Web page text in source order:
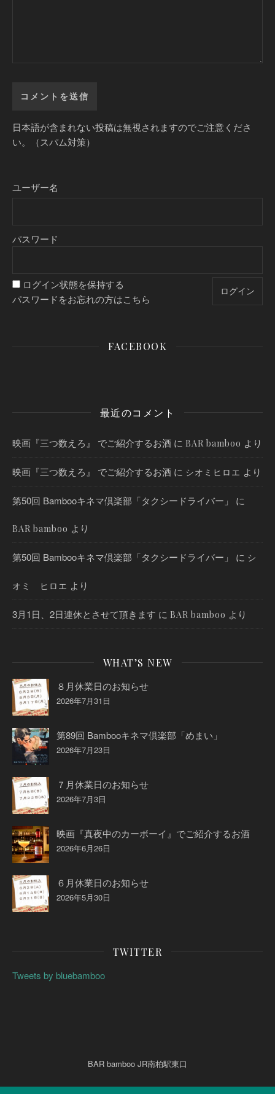
日本語が含まれない投稿は無視されますのでご注意くださ
い。（スパム対策）
ユーザー名
パスワード
ログイン状態を保持する
パスワードをお忘れの方はこちら
FACEBOOK
最近のコメント
映画『三つ数えろ』 でご紹介するお酒 に BAR bamboo より
映画『三つ数えろ』 でご紹介するお酒 に シオミヒロエ より
第50回 Bambooキネマ倶楽部「タクシードライバー」 に
BAR bamboo より
第50回 Bambooキネマ倶楽部「タクシードライバー」 に シ
オミ ヒロエ より
3月1日、2日連休とさせて頂きます に BAR bamboo より
WHAT’S NEW
８月休業日のお知らせ
2026年7月31日
第89回 Bambooキネマ倶楽部「めまい」
2026年7月23日
７月休業日のお知らせ
2026年7月3日
映画『真夜中のカーボーイ』でご紹介するお酒
2026年6月26日
６月休業日のお知らせ
2026年5月30日
TWITTER
Tweets by bluebamboo
BAR bamboo JR南柏駅東口